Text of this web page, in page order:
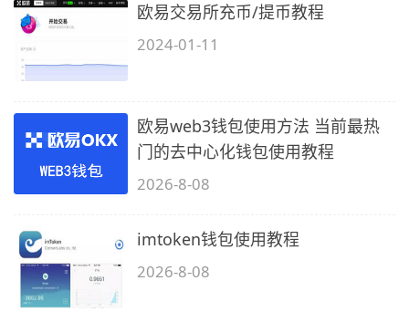
欧易交易所充币/提币教程
2024-01-11
欧易web3钱包使用方法 当前最热
门的去中心化钱包使用教程
2026-8-08
imtoken钱包使用教程
2026-8-08